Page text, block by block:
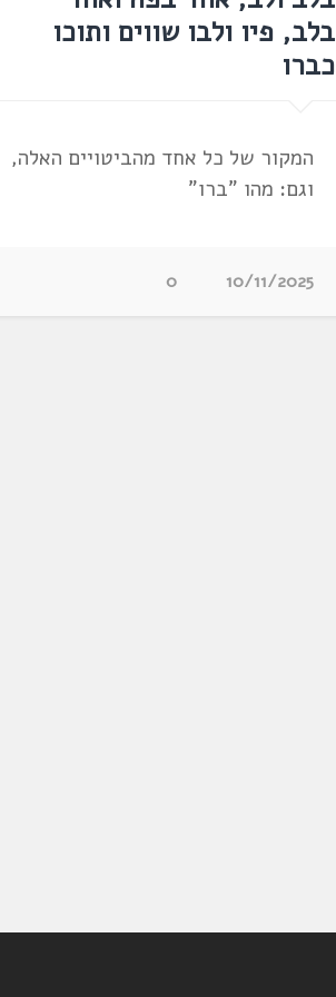
בלב, פיו ולבו שווים ותוכו
כברו
המקור של כל אחד מהביטויים האלה,
וגם: מהו "ברו"
10/11/2025
0